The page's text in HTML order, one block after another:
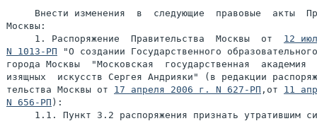
Внести изменения  в  следующие  правовые  акты
Москвы:
     1. Распоряжение  Правительства  Москвы  от
12
N 1013-РП "О создании Государственного
города Москвы  "Московская  государственная  академия
изящных  искусств Сергея Андрияки" (в редакции
тельства Москвы от 17 апреля 2006 г. N 627-РП ,от 11
N 656-РП ):
1.1. Пункт 3.2 распоряжения признать утратившим